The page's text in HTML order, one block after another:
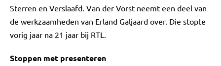
Sterren en Verslaafd. Van der Vorst neemt een deel van
de werkzaamheden van Erland Galjaard over. Die stopte
vorig jaar na 21 jaar bij RTL.
Stoppen met presenteren